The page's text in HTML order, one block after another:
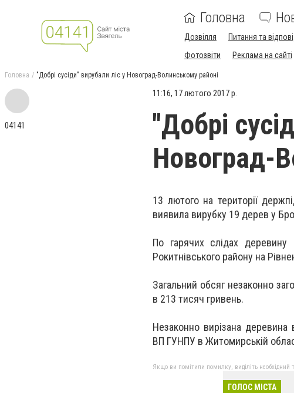
Головна
Дозвілля Питання та
Фотозвіти
Реклама на сайті
Головна "Добрі сусіди" вирубали ліс у Новоград-Волинському районі
04141
11:16, 17 лютого 2017 р.
"Добрі
Новоград-
13 лютого на території
виявила вирубку 19 дерев у
По гарячих слідах деревину
Рокитнівського району на
Загальний обсяг незаконно
в 213 тисяч гривень.
Незаконно вирізана деревина
ВП ГУНПУ в Житомирській
Якщо ви помітили помилку, виділіть необхідний
ГОЛОС МІСТА